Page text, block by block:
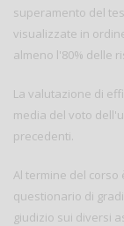
superamento del
visualizzate in
almeno l'80% delle
La valutazione di
media del voto
precedenti.
Al termine del
questionario di
giudizio sui diversi